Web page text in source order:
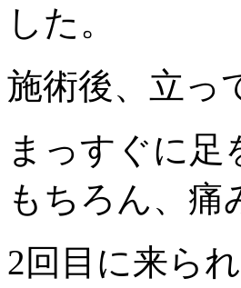
した。
施術後、立っ
まっすぐに足
もちろん、痛
2回目に来ら